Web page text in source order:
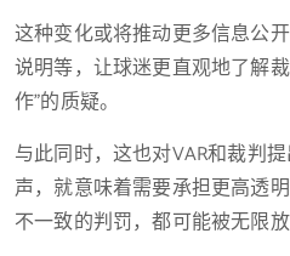
这种变化或将推动更多信息公
说明等，让球迷更直观地了解
作”的质疑。
与此同时，这也对VAR和裁判
声，就意味着需要承担更高透
不一致的判罚，都可能被无限放